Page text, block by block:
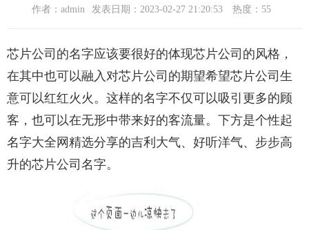
作者：admin 发表日期：2023-02-27 21:20:53 热度：55
芯片公司的名字应该要很好的体现芯片公司的风格，
在其中也可以融入对芯片公司的期望希望芯片公司生
意可以红红火火。这样的名字不仅可以吸引更多的顾
客，也可以在无形中带来好的客流量。下方是个性起
名字大全网精选分享的吉利大气、好听洋气、步步高
升的芯片公司名字。